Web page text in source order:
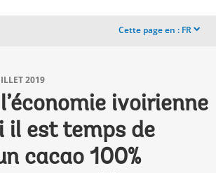
Cette page en : FR dropdown
2019
ivoirienne
il est temps de
cacao 100%